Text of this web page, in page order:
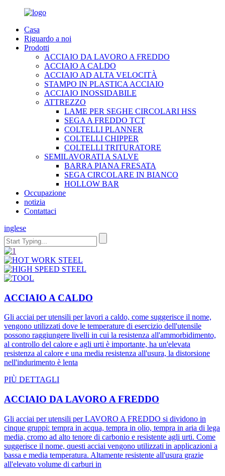
Casa
Riguardo a noi
Prodotti
ACCIAIO DA LAVORO A FREDDO
ACCIAIO A CALDO
ACCIAIO AD ALTA VELOCITÀ
STAMPO IN PLASTICA ACCIAIO
ACCIAIO INOSSIDABILE
ATTREZZO
LAME PER SEGHE CIRCOLARI HSS
SEGA A FREDDO TCT
COLTELLI PLANNER
COLTELLI CHIPPER
COLTELLI TRITURATORE
SEMILAVORATI A SALVE
BARRA PIANA FRESATA
SEGA CIRCOLARE IN BIANCO
HOLLOW BAR
Occupazione
notizia
Contattaci
inglese
ACCIAIO A CALDO
Gli acciai per utensili per lavori a caldo, come suggerisce il nome,
vengono utilizzati dove le temperature di esercizio dell'utensile
possono raggiungere livelli in cui la resistenza all'ammorbidimento,
al controllo del calore e agli urti è importante, ha un'elevata
resistenza al calore e una media resistenza all'usura, la distorsione
nell'indurimento è lenta
PIÙ DETTAGLI
ACCIAIO DA LAVORO A FREDDO
Gli acciai per utensili per LAVORO A FREDDO si dividono in
cinque gruppi: tempra in acqua, tempra in olio, tempra in aria di lega
media, cromo ad alto tenore di carbonio e resistente agli urti. Come
suggerisce il nome, questi acciai vengono utilizzati in applicazioni a
bassa e media temperatura. Altamente resistente all'usura grazie
all'elevato volume di carburi in